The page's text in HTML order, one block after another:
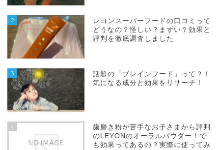
2
レヨンスーパーフードの口コミって
どうなの？怪しい？まずい？効果と
評判を徹底調査しました
3
話題の「ブレインフード」って？！
気になる成分と効果をリサーチ！
4
歯磨き粉が苦手なお子さまから評判
のLEYONのオーラルパウダー！で
も効果ってあるの？実際に使ってみ